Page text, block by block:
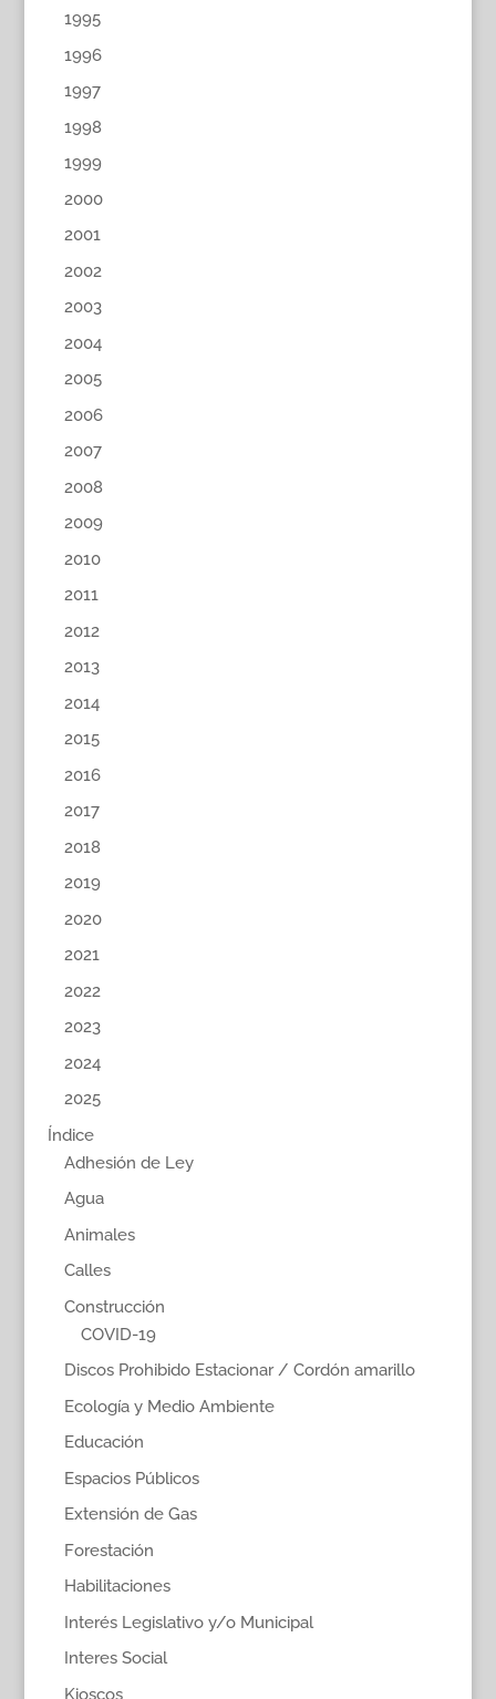
1995
1996
1997
1998
1999
2000
2001
2002
2003
2004
2005
2006
2007
2008
2009
2010
2011
2012
2013
2014
2015
2016
2017
2018
2019
2020
2021
2022
2023
2024
2025
Índice
Adhesión de Ley
Agua
Animales
Calles
Construcción
COVID-19
Discos Prohibido Estacionar / Cordón amarillo
Ecología y Medio Ambiente
Educación
Espacios Públicos
Extensión de Gas
Forestación
Habilitaciones
Interés Legislativo y/o Municipal
Interes Social
Kioscos